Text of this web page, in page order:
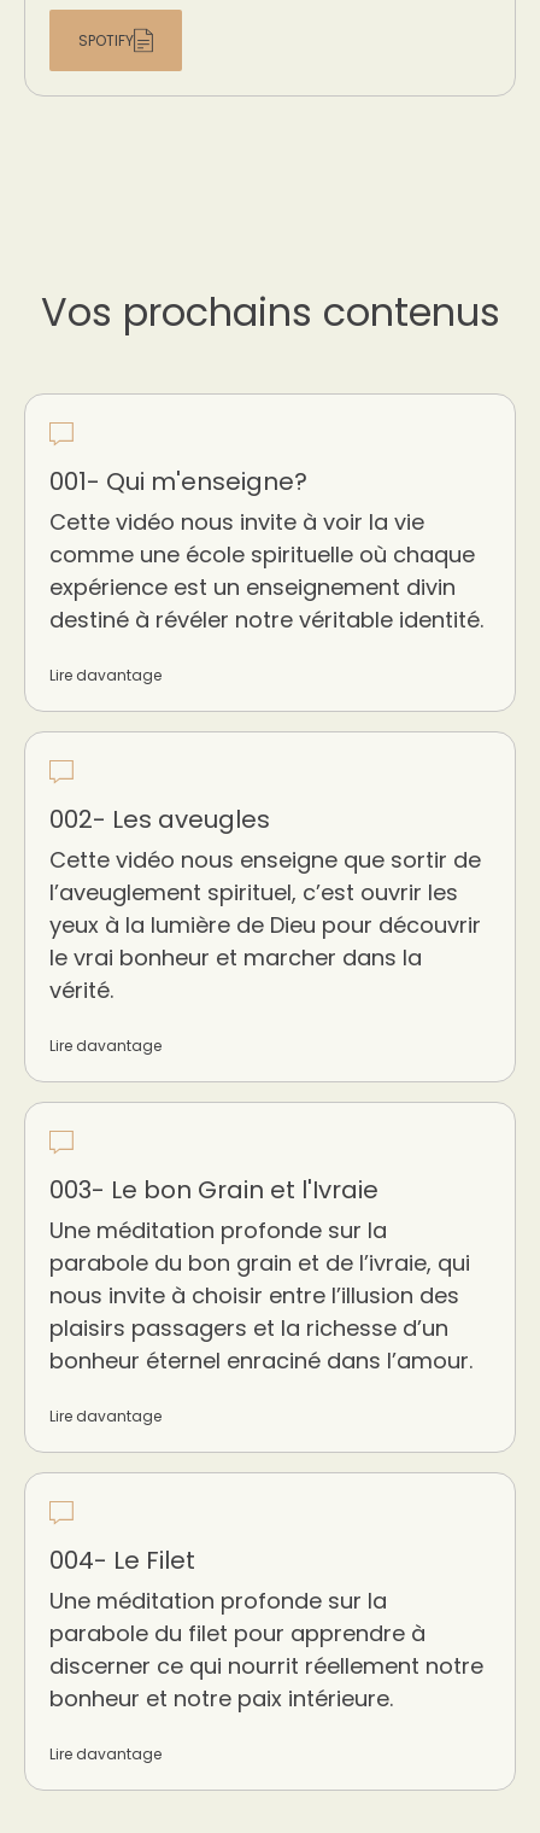
SPOTIFY
Vos prochains contenus
001- Qui m'enseigne?
Cette vidéo nous invite à voir la vie
comme une école spirituelle où chaque
expérience est un enseignement divin
destiné à révéler notre véritable identité.
Lire davantage
002- Les aveugles
Cette vidéo nous enseigne que sortir de
l’aveuglement spirituel, c’est ouvrir les
yeux à la lumière de Dieu pour découvrir
le vrai bonheur et marcher dans la
vérité.
Lire davantage
003- Le bon Grain et l'Ivraie
Une méditation profonde sur la
parabole du bon grain et de l’ivraie, qui
nous invite à choisir entre l’illusion des
plaisirs passagers et la richesse d’un
bonheur éternel enraciné dans l’amour.
Lire davantage
004- Le Filet
Une méditation profonde sur la
parabole du filet pour apprendre à
discerner ce qui nourrit réellement notre
bonheur et notre paix intérieure.
Lire davantage